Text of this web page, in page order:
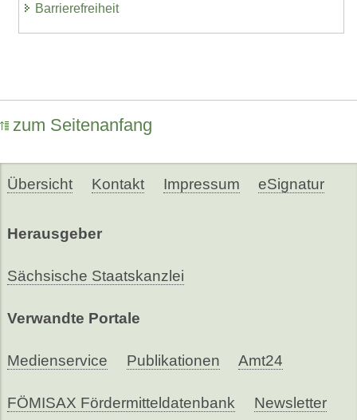
Barrierefreiheit
zum Seitenanfang
Übersicht Kontakt Impressum eSignatur
Herausgeber
Sächsische Staatskanzlei
Verwandte Portale
Medienservice Publikationen Amt24
FÖMISAX Fördermitteldatenbank Newsletter